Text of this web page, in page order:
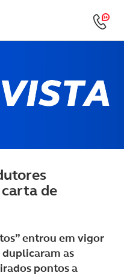
de
entrou em vigor
duplicaram as
pontos a